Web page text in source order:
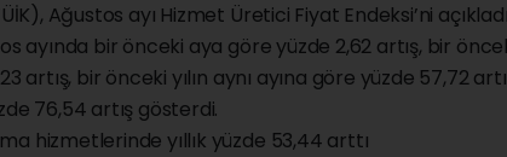
Ağustos ayı Hizmet Üretici Fiyat Endeksi’ni
ayında bir önceki aya göre yüzde 2,62 artış, bir
artış, bir önceki yılın aynı ayına göre yüzde 57,72
76,54 artış gösterdi.
hizmetlerinde yıllık yüzde 53,44 arttı